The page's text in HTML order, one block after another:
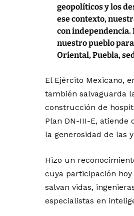
geopolíticos y los
ese contexto,
con independencia.
nuestro pueblo
Oriental, Puebla,
El Ejército Mexicano,
también salvaguarda
construcción de
Plan DN-III-E, atiende
la generosidad de las
Hizo un
cuya participación
salvan vidas,
especialistas en